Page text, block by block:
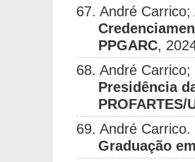
67. André
PPGARC,
68. André
Presidência
PROFARTES/
69. André Carrico.
Graduação